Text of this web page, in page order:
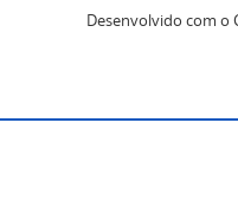
Desenvolvido com o